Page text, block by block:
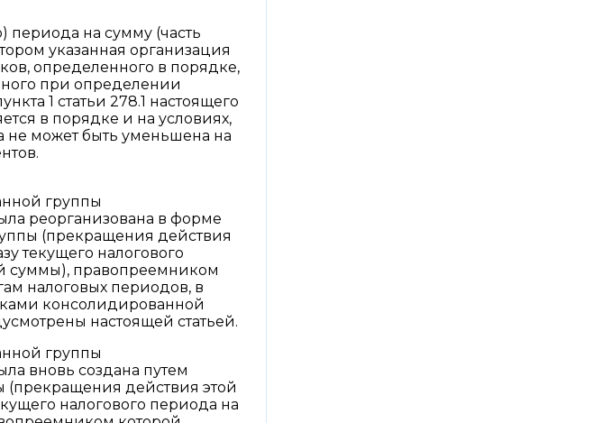
периода на сумму (часть
указанная организация
определенного в порядке,
при определении
1 статьи 278.1 настоящего
в порядке и на условиях,
не может быть уменьшена на
группы
реорганизована в форме
(прекращения действия
текущего налогового
суммы), правопреемником
налоговых периодов, в
консолидированной
настоящей статьей.
группы
вновь создана путем
(прекращения действия этой
налогового периода на